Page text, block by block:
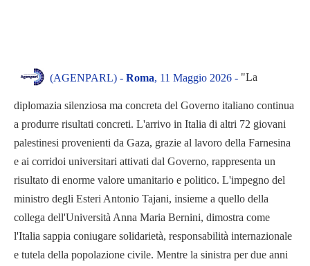
(AGENPARL) - Roma, 11 Maggio 2026 - "La
diplomazia silenziosa ma concreta del Governo italiano continua
a produrre risultati concreti. L'arrivo in Italia di altri 72 giovani
palestinesi provenienti da Gaza, grazie al lavoro della Farnesina
e ai corridoi universitari attivati dal Governo, rappresenta un
risultato di enorme valore umanitario e politico. L'impegno del
ministro degli Esteri Antonio Tajani, insieme a quello della
collega dell'Università Anna Maria Bernini, dimostra come
l'Italia sappia coniugare solidarietà, responsabilità internazionale
e tutela della popolazione civile. Mentre la sinistra per due anni